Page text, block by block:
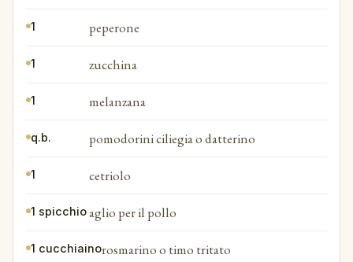
1 peperone
1 zucchina
1 melanzana
q.b. pomodorini ciliegia o datterino
1 cetriolo
1 spicchioaglio per il pollo
1 cucchiainorosmarino o timo tritato